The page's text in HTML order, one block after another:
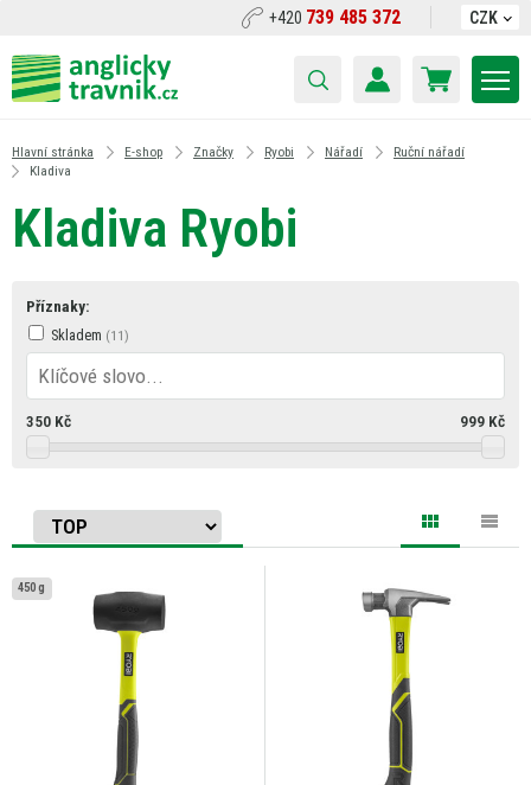
+420 739 485 372 CZK
Hlavní stránka E-shop Značky Ryobi Nářadí
Ruční nářadí
Kladiva
Kladiva Ryobi
Příznaky:
Skladem
350Kč 999 Kč
450 g